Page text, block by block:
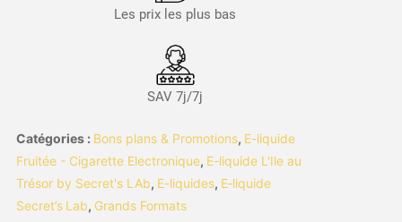
Les prix les plus bas
SAV 7j/7j
Catégories : Bons plans & Promotions, E-liquide
Fruitée - Cigarette Electronique, E-liquide L'Ile au
Trésor by Secret's LAb, E-liquides, E‑liquide
Secret’s Lab, Grands Formats